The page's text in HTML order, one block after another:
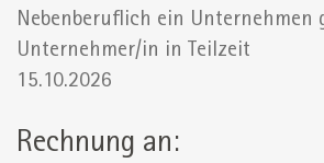
Nebenberuflich ein Unternehmen
Unternehmer/in in Teilzeit
15.10.2026
Rechnung an: